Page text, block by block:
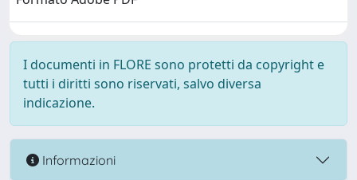
I documenti in FLORE sono protetti da copyright e
tutti i diritti sono riservati, salvo diversa
indicazione.
Informazioni